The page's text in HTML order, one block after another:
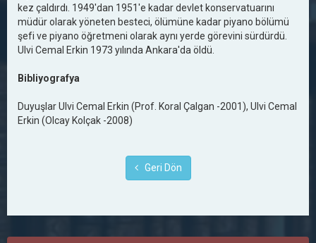
kez çaldırdı. 1949'dan 1951'e kadar devlet konservatuarını
müdür olarak yöneten besteci, ölümüne kadar piyano bölümü
şefi ve piyano öğretmeni olarak aynı yerde görevini sürdürdü.
Ulvi Cemal Erkin 1973 yılında Ankara'da öldü.
Bibliyografya
Duyuşlar Ulvi Cemal Erkin (Prof. Koral Çalgan -2001), Ulvi Cemal
Erkin (Olcay Kolçak -2008)
Geri Dön